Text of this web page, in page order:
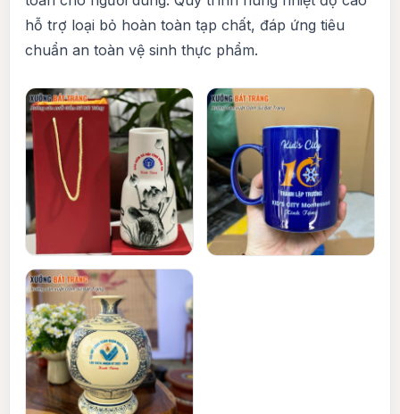
hỗ trợ loại bỏ hoàn toàn tạp chất, đáp ứng tiêu
chuẩn an toàn vệ sinh thực phẩm.